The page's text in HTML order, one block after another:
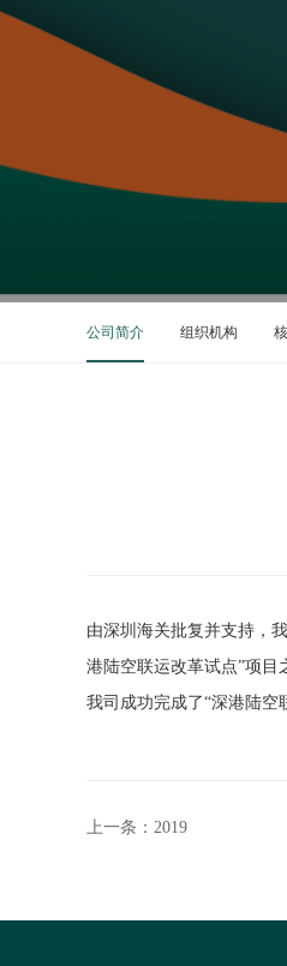
公司简介 组织机构
由深圳海关批复并支持，
港陆空联运改革试点”项
我司成功完成了“深港陆空
上一条：2019